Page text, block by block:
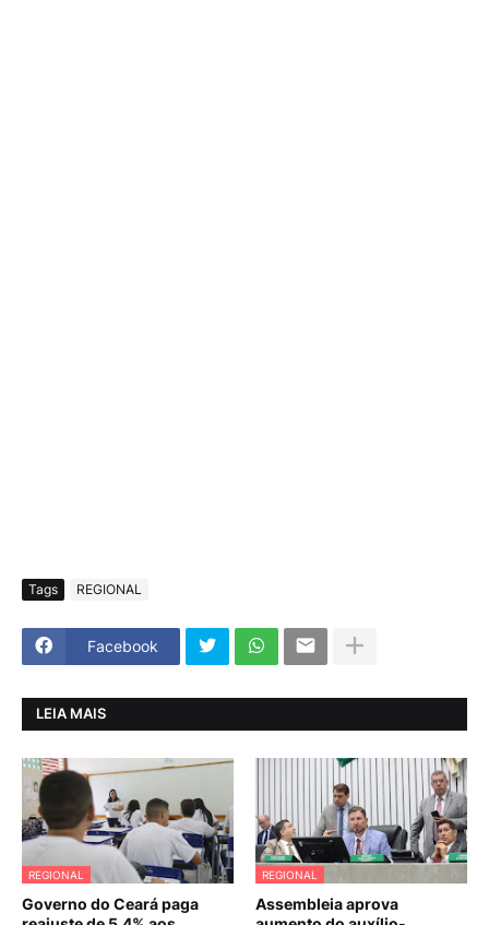
Tags REGIONAL
Facebook
LEIA MAIS
REGIONAL
Governo do Ceará paga
REGIONAL
Assembleia aprova